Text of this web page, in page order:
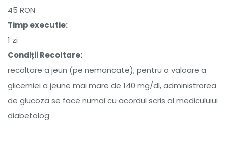
45 RON
Timp executie:
1 zi
Condiții Recoltare:
recoltare a jeun (pe nemancate); pentru o valoare a
glicemiei a jeune mai mare de 140 mg/dl, administrarea
de glucoza se face numai cu acordul scris al mediculuiui
diabetolog